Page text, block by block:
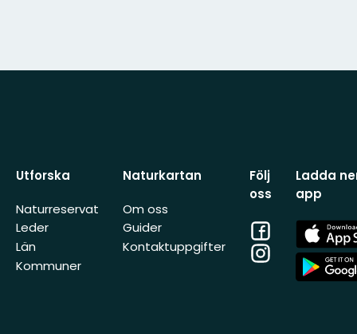
Utforska
Naturreservat
Leder
Län
Kommuner
Naturkartan
Om oss
Guider
Kontaktuppgifter
Följ
oss
Facebook
Instagram
Ladda
app
App
Store
App
Store